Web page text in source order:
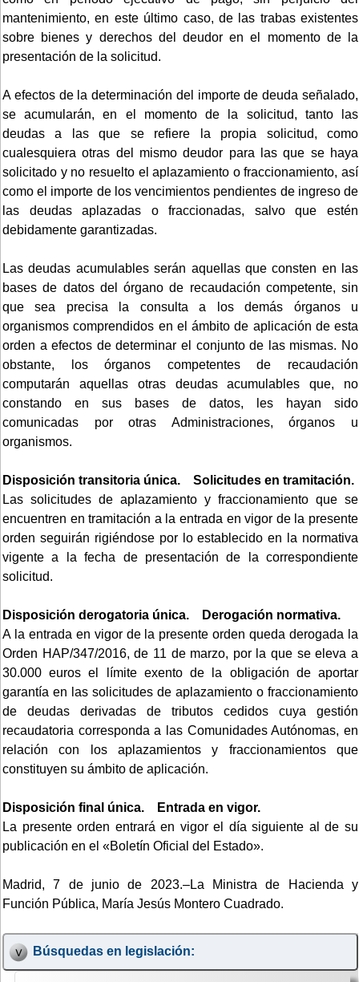
mantenimiento, en este último caso, de las trabas existentes
sobre bienes y derechos del deudor en el momento de la
presentación de la solicitud.
A efectos de la determinación del importe de deuda señalado,
se acumularán, en el momento de la solicitud, tanto las
deudas a las que se refiere la propia solicitud, como
cualesquiera otras del mismo deudor para las que se haya
solicitado y no resuelto el aplazamiento o fraccionamiento, así
como el importe de los vencimientos pendientes de ingreso de
las deudas aplazadas o fraccionadas, salvo que estén
debidamente garantizadas.
Las deudas acumulables serán aquellas que consten en las
bases de datos del órgano de recaudación competente, sin
que sea precisa la consulta a los demás órganos u
organismos comprendidos en el ámbito de aplicación de esta
orden a efectos de determinar el conjunto de las mismas. No
obstante, los órganos competentes de recaudación
computarán aquellas otras deudas acumulables que, no
constando en sus bases de datos, les hayan sido
comunicadas por otras Administraciones, órganos u
organismos.
Disposición transitoria única. Solicitudes en tramitación.
Las solicitudes de aplazamiento y fraccionamiento que se
encuentren en tramitación a la entrada en vigor de la presente
orden seguirán rigiéndose por lo establecido en la normativa
vigente a la fecha de presentación de la correspondiente
solicitud.
Disposición derogatoria única. Derogación normativa.
A la entrada en vigor de la presente orden queda derogada la
Orden HAP/347/2016, de 11 de marzo, por la que se eleva a
30.000 euros el límite exento de la obligación de aportar
garantía en las solicitudes de aplazamiento o fraccionamiento
de deudas derivadas de tributos cedidos cuya gestión
recaudatoria corresponda a las Comunidades Autónomas, en
relación con los aplazamientos y fraccionamientos que
constituyen su ámbito de aplicación.
Disposición final única. Entrada en vigor.
La presente orden entrará en vigor el día siguiente al de su
publicación en el «Boletín Oficial del Estado».
Madrid, 7 de junio de 2023.–La Ministra de Hacienda y
Función Pública, María Jesús Montero Cuadrado.
Búsquedas en legislación: